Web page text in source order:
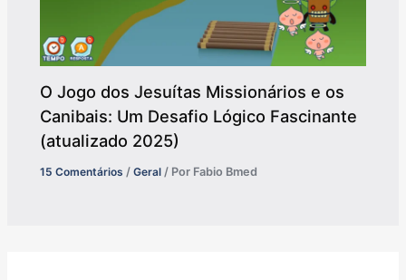
O Jogo dos Jesuítas Missionários e os
Canibais: Um Desafio Lógico Fascinante
(atualizado 2025)
15 Comentários /Geral / Por Fabio Bmed